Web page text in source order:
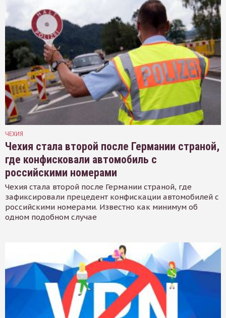
ЧЕХИЯ
Чехия стала второй после Германии страной,
где конфисковали автомобиль с
российскими номерами
Чехия стала второй после Германии страной, где
зафиксировали прецедент конфискации автомобилей с
российскими номерами. Известно как минимум об
одном подобном случае